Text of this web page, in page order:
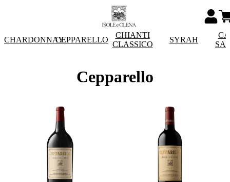
CHARDONNAYCEPPARELLO
CHIANTI
CLASSICO
SYRAH
Cepparello